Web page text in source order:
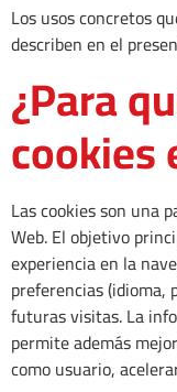
Los usos concretos
describen en el
¿Para
cookies
Las cookies son una
Web. El objetivo
experiencia en la
preferencias (idioma,
futuras visitas. La
permite además
como usuario,